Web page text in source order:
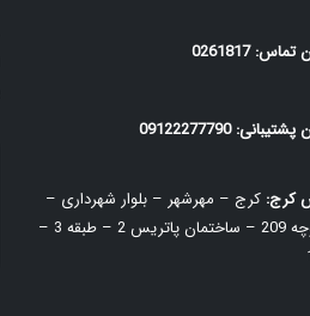
تماس: 0261817
پشتیبانی: 09122277790
کرج: کرج – مهرشهر – بلوار شهرداری –
نبش کوچه 209 – ساختمان پاتریس 2 – طبقه 3 –